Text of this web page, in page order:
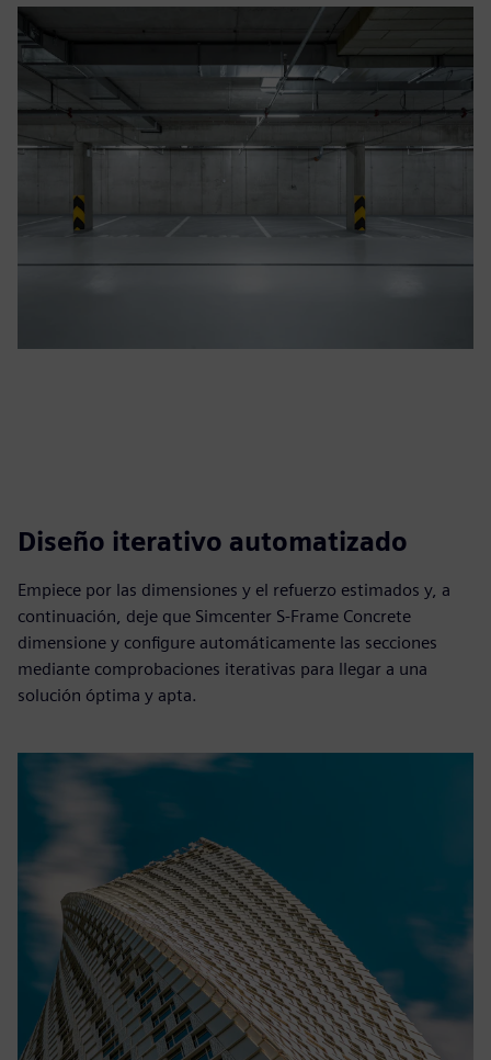
Diseño iterativo automatizado
Empiece por las dimensiones y el refuerzo estimados y, a
continuación, deje que Simcenter S-Frame Concrete
dimensione y configure automáticamente las secciones
mediante comprobaciones iterativas para llegar a una
solución óptima y apta.